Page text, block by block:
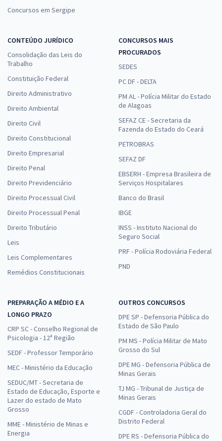
Concursos em Sergipe
CONTEÚDO JURÍDICO
Consolidação das Leis do
Trabalho
Constituição Federal
Direito Administrativo
Direito Ambiental
Direito Civil
Direito Constitucional
Direito Empresarial
Direito Penal
Direito Previdenciário
Direito Processual Civil
Direito Processual Penal
Direito Tributário
Leis
Leis Complementares
Remédios Constitucionais
CONCURSOS MAIS
PROCURADOS
SEDES
PC DF - DELTA
PM AL - Polícia Militar do Estado
de Alagoas
SEFAZ CE - Secretaria da
Fazenda do Estado do Ceará
PETROBRAS
SEFAZ DF
EBSERH - Empresa Brasileira de
Serviços Hospitalares
Banco do Brasil
IBGE
INSS - Instituto Nacional do
Seguro Social
PRF - Polícia Rodoviária Federal
PND
PREPARAÇÃO A MÉDIO E A
LONGO PRAZO
CRP SC - Conselho Regional de
Psicologia - 12ª Região
SEDF - Professor Temporário
MEC - Ministério da Educação
SEDUC/MT - Secretaria de
Estado de Educação, Esporte e
Lazer do estado de Mato
Grosso
MME - Ministério de Minas e
Energia
OUTROS CONCURSOS
DPE SP - Defensoria Pública do
Estado de São Paulo
PM MS - Polícia Militar de Mato
Grosso do Sul
DPE MG - Defensoria Pública de
Minas Gerais
TJ MG - Tribunal de Justiça de
Minas Gerais
CGDF - Controladoria Geral do
Distrito Federal
DPE RS - Defensoria Pública do